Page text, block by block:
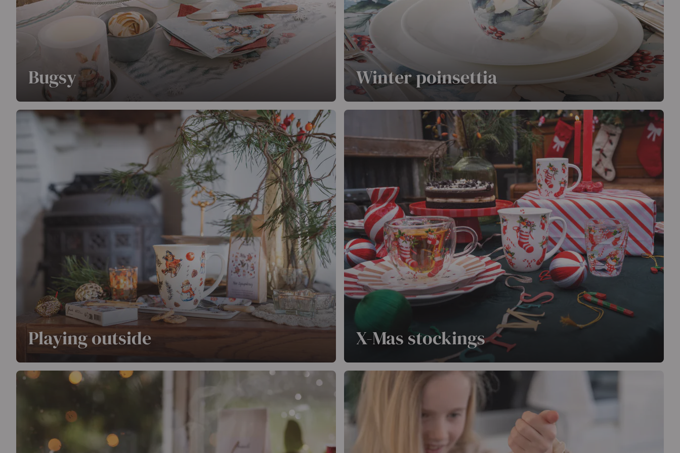
Bugsy
Bugsy invite un adorable petit lapin sous la neige à la table de Noël. Le fond
hivernal tout en douceur et les subtiles boules de Noël présentes dans le design
confèrent à cette série une allure chaleureuse et ludique, qui apporte
instantanément de l'ambiance à chaque moment de partage.
Winter poinsettia
Winter poinsettia réinterprète le grand classique de l’étoile de Noël dans une
version blanche et moderne, exhalant calme et raffinement pour s'adapter avec
élégance à toute la période hivernale.
En savoir plus
Playing outside
Plaisir d'hiver nostalgique : ramenez les chaleureux souvenirs de Noël sous la
neige.
X-Mas stockings
Chaussettes classiques remplies de cadeaux pour une ambiance joyeuse et
festive.
En savoir plus